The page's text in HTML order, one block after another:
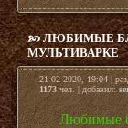
ЛЮБИМЫЕ
МУЛЬТИВАРКЕ
21-02-2020, 19:04 |
1173чел. | добавил:
Любимые